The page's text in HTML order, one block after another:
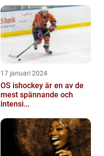
17 januari 2024
OS ishockey är en av de
mest spännande och
intensi...